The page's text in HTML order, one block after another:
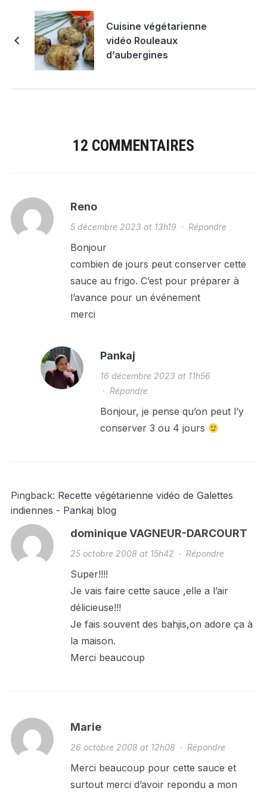
Cuisine végétarienne
vidéo Rouleaux
d’aubergines
12 COMMENTAIRES
Reno
5 décembre 2023 at 13h19 · Répondre
Bonjour
combien de jours peut conserver cette
sauce au frigo. C’est pour préparer à
l’avance pour un événement
merci
Pankaj
16 décembre 2023 at 11h56
· Répondre
Bonjour, je pense qu’on peut l’y
conserver 3 ou 4 jours
Pingback: Recette végétarienne vidéo de Galettes
indiennes - Pankaj blog
dominique VAGNEUR-DARCOURT
25 octobre 2008 at 15h42 · Répondre
Super!!!!
Je vais faire cette sauce ,elle a l’air
délicieuse!!!
Je fais souvent des bahjis,on adore ça à
la maison.
Merci beaucoup
Marie
26 octobre 2008 at 12h08 · Répondre
Merci beaucoup pour cette sauce et
surtout merci d’avoir repondu a mon